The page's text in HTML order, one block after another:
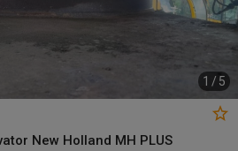
1 / 5
New Holland MH PLUS